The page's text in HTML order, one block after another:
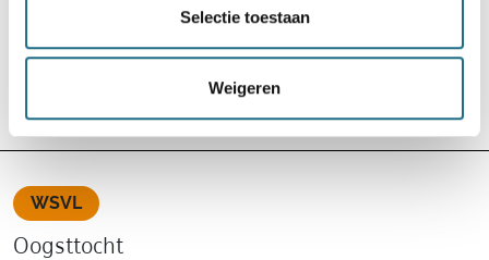
Selectie toestaan
Weigeren
Dinsdag 4 augustus 2026
Lichtervelde, West-Vlaanderen
Bekijk uitslagBekijk klassement
WSVL
Oogsttocht